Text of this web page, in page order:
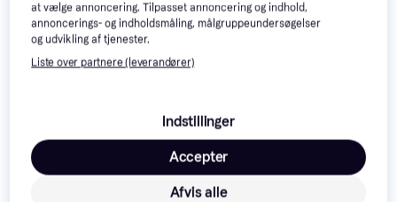
at vælge annoncering. Tilpasset annoncering og indhold,
annoncerings- og indholdsmåling, målgruppeundersøgelser
og udvikling af tjenester.
Liste over partnere (leverandører)
Indstillinger
Afvis alle
Accepter